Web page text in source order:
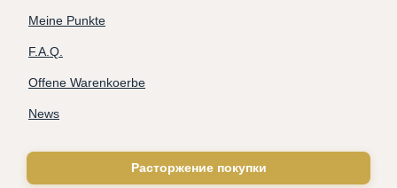
Meine Punkte
F.A.Q.
Offene Warenkoerbe
News
Расторжение покупки